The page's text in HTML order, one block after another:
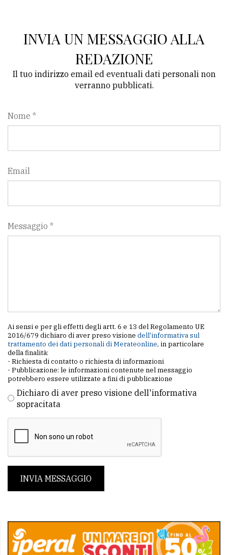
INVIA UN MESSAGGIO ALLA
REDAZIONE
Il tuo indirizzo email ed eventuali dati personali non
verranno pubblicati.
Nome *
Email
Messaggio *
Ai sensi e per gli effetti degli artt. 6 e 13 del Regolamento UE
2016/679 dichiaro di aver preso visione dell'informativa sul
trattamento dei dati personali di Merateonline, in particolare
della finalità:
- Richiesta di contatto o richiesta di informazioni
- Pubblicazione: le informazioni contenute nel messaggio
potrebbero essere utilizzate a fini di pubblicazione
Dichiaro di aver preso visione dell'informativa
sopracitata
INVIA MESSAGGIO